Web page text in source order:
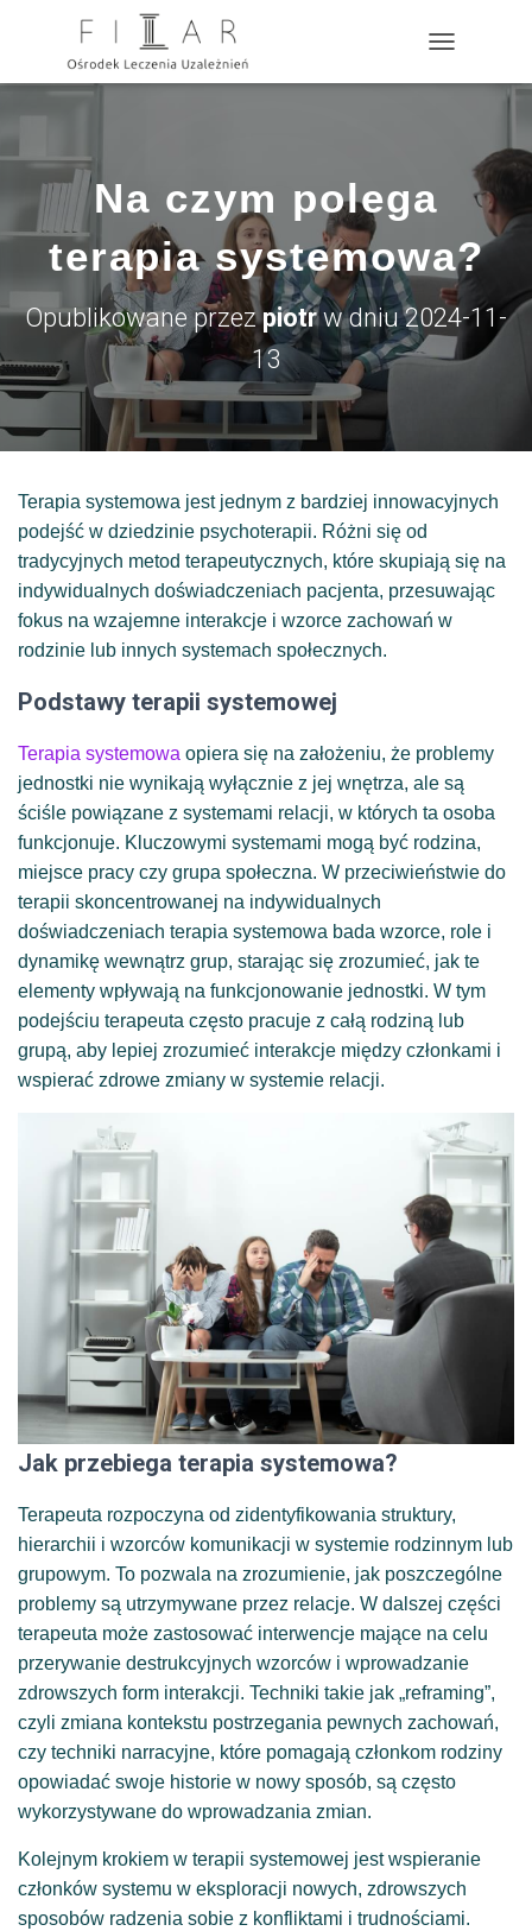
R
A
W
I
G
Na czym polega
terapia systemowa?
Opublikowane przezpiotrw dniu2024-11-
13
Terapia systemowa jest jednym z bardziej innowacyjnych
podejść w dziedzinie psychoterapii. Różni się od
tradycyjnych metod terapeutycznych, które skupiają się na
indywidualnych doświadczeniach pacjenta, przesuwając
fokus na wzajemne interakcje i wzorce zachowań w
rodzinie lub innych systemach społecznych.
Podstawy terapii systemowej
Terapia systemowa opiera się na założeniu, że problemy
jednostki nie wynikają wyłącznie z jej wnętrza, ale są
ściśle powiązane z systemami relacji, w których ta osoba
funkcjonuje. Kluczowymi systemami mogą być rodzina,
miejsce pracy czy grupa społeczna. W przeciwieństwie do
terapii skoncentrowanej na indywidualnych
doświadczeniach terapia systemowa bada wzorce, role i
dynamikę wewnątrz grup, starając się zrozumieć, jak te
elementy wpływają na funkcjonowanie jednostki. W tym
podejściu terapeuta często pracuje z całą rodziną lub
grupą, aby lepiej zrozumieć interakcje między członkami i
wspierać zdrowe zmiany w systemie relacji.
Jak przebiega terapia systemowa?
Terapeuta rozpoczyna od zidentyfikowania struktury,
hierarchii i wzorców komunikacji w systemie rodzinnym lub
grupowym. To pozwala na zrozumienie, jak poszczególne
problemy są utrzymywane przez relacje. W dalszej części
terapeuta może zastosować interwencje mające na celu
przerywanie destrukcyjnych wzorców i wprowadzanie
zdrowszych form interakcji. Techniki takie jak „reframing”,
czyli zmiana kontekstu postrzegania pewnych zachowań,
czy techniki narracyjne, które pomagają członkom rodziny
opowiadać swoje historie w nowy sposób, są często
wykorzystywane do wprowadzania zmian.
Kolejnym krokiem w terapii systemowej jest wspieranie
członków systemu w eksploracji nowych, zdrowszych
sposobów radzenia sobie z konfliktami i trudnościami.